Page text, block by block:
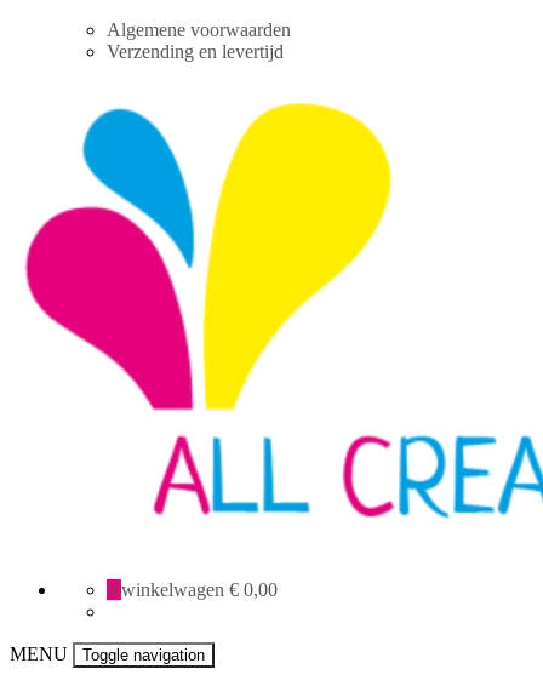
Algemene voorwaarden
Verzending en levertijd
Creative
0 winkelwagen € 0,00
MENU Toggle navigation